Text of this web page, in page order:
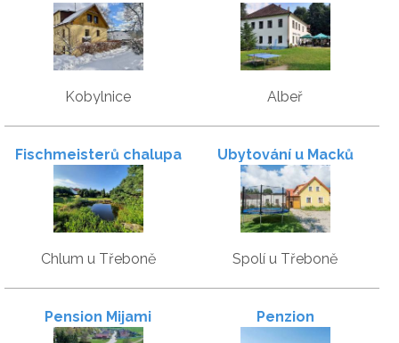
Kobylnice Albeř
Fischmeisterů chalupa
Chlum u Třeboně
Ubytování u Macků
Spolí u Třeboně
Pension Mijami Penzion